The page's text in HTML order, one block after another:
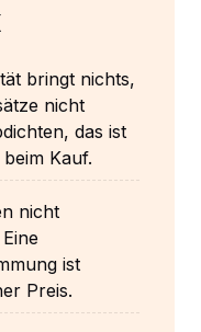
bringt nichts,
nicht
das ist
Kauf.
nicht
ist
Preis.